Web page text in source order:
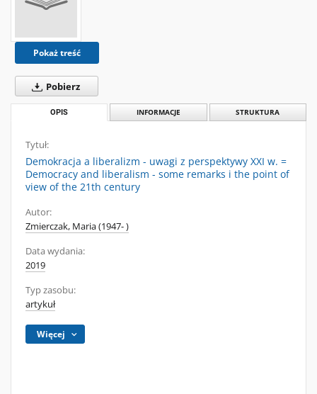
Pokaż treść
Pobierz
OPIS INFORMACJE STRUKTURA
Tytuł:
Demokracja a liberalizm - uwagi z perspektywy XXI w. =
Democracy and liberalism - some remarks i the point of
view of the 21th century
Autor:
Zmierczak, Maria (1947- )
Data wydania:
2019
Typ zasobu:
artykuł
Więcej